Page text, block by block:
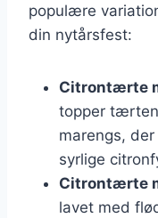
populære
din nytårsfest:
Citrontærte
topper
marengs,
syrlige
Citrontærte
lavet med